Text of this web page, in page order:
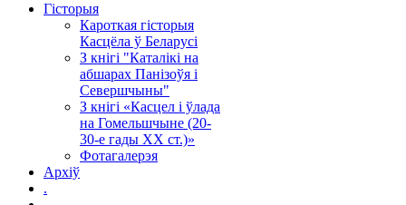
Гісторыя
Кароткая гісторыя
Касцёла ў Беларусі
З кнігі "Каталікі на
абшарах Панізоўя і
Севершчыны"
З кнігі «Касцел і ўлада
на Гомельшчыне (20-
30-е гады ХХ ст.)»
Фотагалерэя
Архіў
.